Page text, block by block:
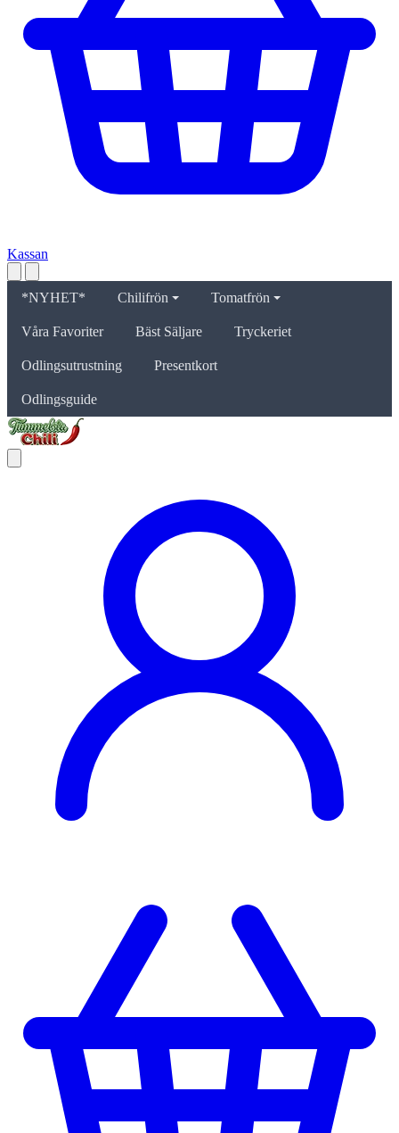
Kassan
*NYHET* Chilifrön Tomatfrön
Våra Favoriter Bäst Säljare Tryckeriet
Odlingsutrustning Presentkort
Odlingsguide